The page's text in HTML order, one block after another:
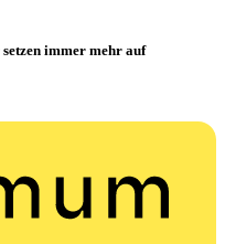
immer mehr auf